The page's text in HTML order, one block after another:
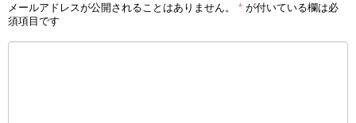
メールアドレスが公開されることはありません。 * が付いている欄は必
須項目です